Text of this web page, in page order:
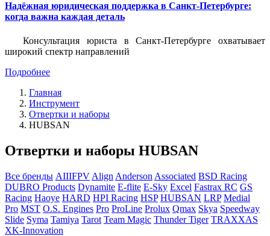
Надёжная юридическая поддержка в Санкт-Петербурге:
когда важна каждая деталь
Консультация юриста в Санкт-Петербурге охватывает
широкий спектр направлений
Подробнее
Главная
Инструмент
Отвертки и наборы
HUBSAN
Отвертки и наборы HUBSAN
Все бренды AIIIFPV Align Anderson Associated BSD Racing
DUBRO Products Dynamite E-flite E-Sky Excel Fastrax RC GS
Racing Haoye HARD HPI Racing HSP HUBSAN LRP Medial
Pro MST O.S. Engines Pro ProLine Prolux Qmax Skya Speedway
Slide Syma Tamiya Tarot Team Magic Thunder Tiger TRAXXAS
XK-Innovation